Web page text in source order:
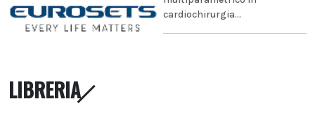
cardiochirurgia...
LIBRERIA